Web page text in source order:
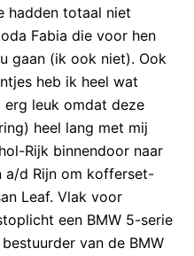
hadden totaal niet
Fabia die voor hen
gaan (ik ook niet). Ook
heb ik heel wat
erg leuk omdat deze
heel lang met mij
Rijk binnendoor naar
a/d Rijn om kofferset-
Leaf. Vlak voor
een BMW 5-serie
van de BMW